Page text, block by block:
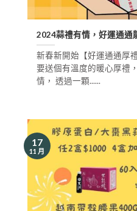
2024蒜禮有情，好運通通
新春新開始【好運通通厚
要送個有溫度的暖心厚禮
情， 透過一顆......
17
11 月